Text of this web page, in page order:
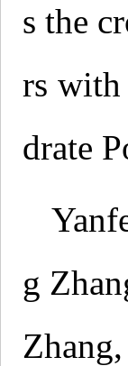
s the
rs with
drate
g